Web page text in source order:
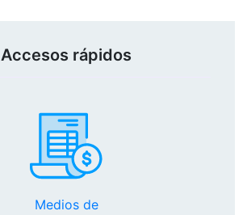
Accesos rápidos
Medios de